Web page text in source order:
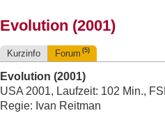
Evolution (2001)
Kurzinfo Forum (5)
Evolution (2001)
USA 2001, Laufzeit: 102 Min.,
Regie: Ivan Reitman